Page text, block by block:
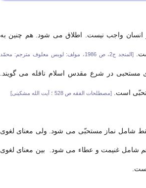
انسان واجب نیست. اطلاق می شود. هم چنین به
[المنجد ج2، ص 1986، مولف: لویس معلوف مترجم: محمّد
مستحبی در شرع مقدس اسلام نافله می گویند.
است.[مصطلحات الفقه ص 528 ؛ آیت‌ الله مشكینی]
شامل نماز مستحبّی می شود. ولی معنای لغوی
شامل غنیمت و عطاء می شود. بین معنای لغوی